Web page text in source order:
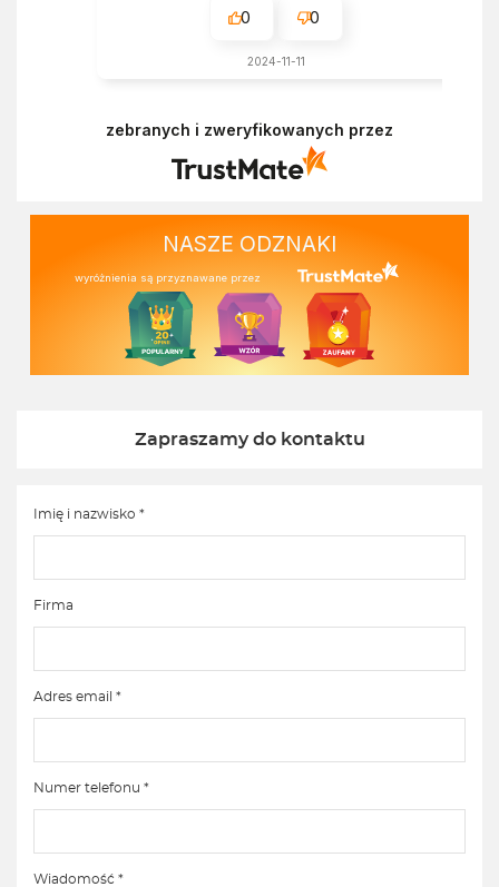
0 0
2024-11-11
zebranych i zweryfikowanych przez
NASZE ODZNAKI
wyróżnienia są przyznawane przez
Zapraszamy do kontaktu
Imię i nazwisko *
Firma
Adres email *
Numer telefonu *
Wiadomość *